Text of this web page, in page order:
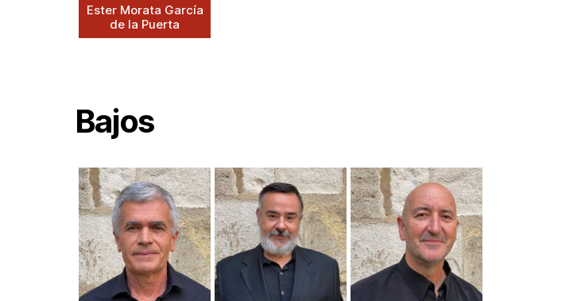
Ester Morata García
de la Puerta
Bajos